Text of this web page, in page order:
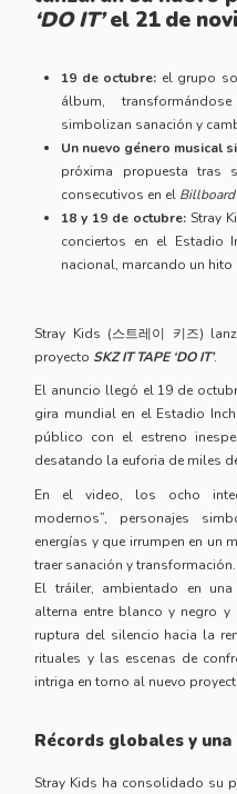
‘DO IT’el 21 de
19 de octubre: el grupo
álbum,
simbolizan sanación y
Un nuevo género musical
próxima propuesta tras
consecutivos en el
18 y 19 de octubre: Stray
conciertos en el Estadio
nacional, marcando un hito
Stray Kids (스트레이 키즈)
proyecto SKZ IT TAPE ‘DO IT’.
El anuncio llegó el 19 de
gira mundial en el Estadio
público con el estreno
desatando la euforia de miles
En el video, los ocho
modernos”, personajes
energías y que irrumpen en un
traer sanación y transformación.
El tráiler, ambientado en
alterna entre blanco y negro
ruptura del silencio hacia la
rituales y las escenas de
intriga en torno al nuevo
Récords globales y
Stray Kids ha consolidado su